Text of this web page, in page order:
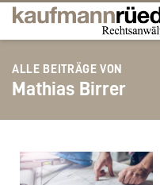
ALLE BEITRÄGE VON
Mathias Birrer